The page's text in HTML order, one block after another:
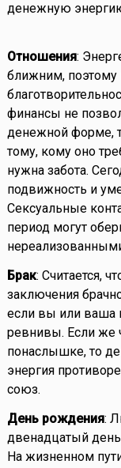
денежную
Отношения:
ближним, поэтому
финансы не
денежной форме,
тому, кому оно
нужна забота.
подвижность и
Сексуальные
период могут
Брак: Считается,
заключения
если вы или ваша
ревнивы. Если же
понаслышке, то
энергия
союз.
День рождения:
двенадцатый
На жизненном